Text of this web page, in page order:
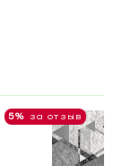
5% за отзыв